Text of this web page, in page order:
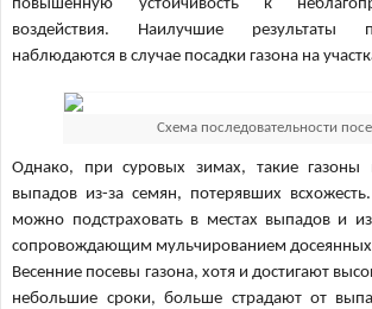
повышенную устойчивость к
воздействия. Наилучшие результаты
наблюдаются в случае посадки газона на
Схема последовательности
Однако, при суровых зимах, такие газоны
выпадов из-за семян, потерявших
можно подстраховать в местах выпадов и
сопровождающим мульчированием досеянных
Весенние посевы газона, хотя и достигают
небольшие сроки, больше страдают от